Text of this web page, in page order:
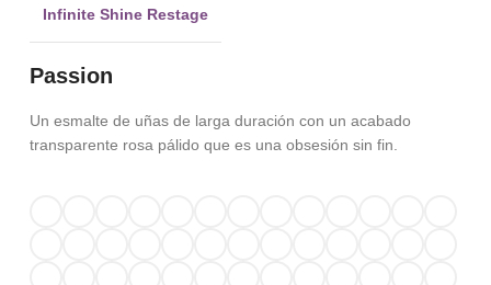
Infinite Shine Restage
Passion
Un esmalte de uñas de larga duración con un acabado
transparente rosa pálido que es una obsesión sin fin.